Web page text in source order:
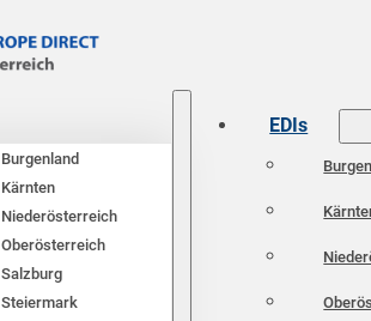
Burgenland
Kärnten
Niederösterreich
Oberösterreich
Salzburg
Steiermark
EDIs